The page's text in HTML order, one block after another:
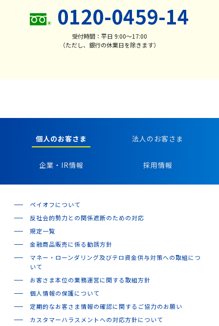
0120-0459-14
受付時間：平日 9:00〜17:00
（ただし、銀行の休業日を除きます）
個人のお客さま 法人のお客さま
企業・IR情報 採用情報
ペイオフについて
反社会的勢力との関係遮断のための対応
規定一覧
金融商品販売に係る勧誘方針
マネー・ローンダリング及びテロ資金供与対策への取組につ
いて
お客さま本位の業務運営に関する取組方針
個人情報の保護について
定期的なお客さま情報の確認に関するご協力のお願い
カスタマーハラスメントへの対応方針について